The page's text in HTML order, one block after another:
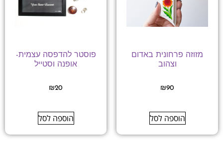
מזוזה פרחונית באדום
וצהוב
₪90
הוספה לסל
פוסטר להדפסה עצמית-
אופנה וסטייל
₪20
הוספה לסל